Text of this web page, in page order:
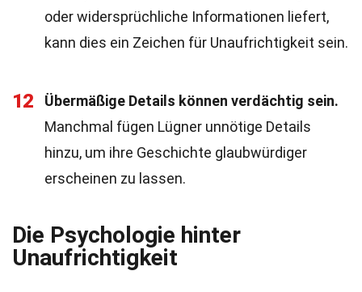
oder widersprüchliche Informationen liefert,
kann dies ein Zeichen für Unaufrichtigkeit sein.
12
Übermäßige Details können verdächtig sein.
Manchmal fügen Lügner unnötige Details
hinzu, um ihre Geschichte glaubwürdiger
erscheinen zu lassen.
Die Psychologie hinter
Unaufrichtigkeit